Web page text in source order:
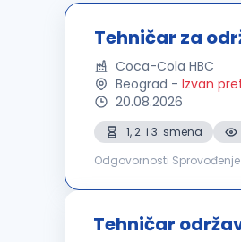
Tehničar za
Coca-Cola HBC
Beograd - Izvan
20.08.2026
1, 2. i 3. smena
Odgovornosti Sprovođenje aktivnosti preventivnog, prediktivnog i korektivnog održavanja automatizovanih skladišnih sistema i prateće opreme, sa ciljem
Tehničar